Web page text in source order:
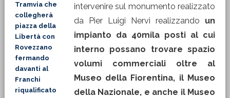
Tramvia che
collegherà
piazza della
Libertà con
Rovezzano
fermando
davanti al
Franchi
riqualificato
intervenire sul monumento realizzato
da Pier Luigi Nervi realizzando un
impianto da 40mila posti al cui
interno possano trovare spazio
volumi commerciali oltre al
Museo della Fiorentina, il Museo
della Nazionale, e anche il Museo